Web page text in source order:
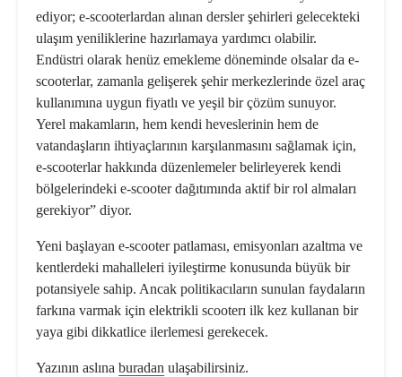
ediyor; e-scooterlardan alınan dersler şehirleri gelecekteki
ulaşım yeniliklerine hazırlamaya yardımcı olabilir.
Endüstri olarak henüz emekleme döneminde olsalar da e-
scooterlar, zamanla gelişerek şehir merkezlerinde özel araç
kullanımına uygun fiyatlı ve yeşil bir çözüm sunuyor.
Yerel makamların, hem kendi heveslerinin hem de
vatandaşların ihtiyaçlarının karşılanmasını sağlamak için,
e-scooterlar hakkında düzenlemeler belirleyerek kendi
bölgelerindeki e-scooter dağıtımında aktif bir rol almaları
gerekiyor” diyor.
Yeni başlayan e-scooter patlaması, emisyonları azaltma ve
kentlerdeki mahalleleri iyileştirme konusunda büyük bir
potansiyele sahip. Ancak politikacıların sunulan faydaların
farkına varmak için elektrikli scooterı ilk kez kullanan bir
yaya gibi dikkatlice ilerlemesi gerekecek.
Yazının aslına buradan ulaşabilirsiniz.